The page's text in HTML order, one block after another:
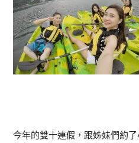
今年的雙十連假，跟姊妹們約